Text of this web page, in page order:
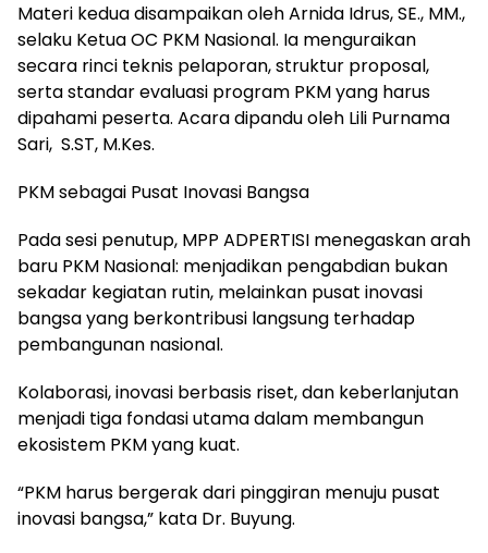
Materi kedua disampaikan oleh Arnida Idrus, SE., MM.,
selaku Ketua OC PKM Nasional. Ia menguraikan
secara rinci teknis pelaporan, struktur proposal,
serta standar evaluasi program PKM yang harus
dipahami peserta. Acara dipandu oleh Lili Purnama
Sari, S.ST, M.Kes.
PKM sebagai Pusat Inovasi Bangsa
Pada sesi penutup, MPP ADPERTISI menegaskan arah
baru PKM Nasional: menjadikan pengabdian bukan
sekadar kegiatan rutin, melainkan pusat inovasi
bangsa yang berkontribusi langsung terhadap
pembangunan nasional.
Kolaborasi, inovasi berbasis riset, dan keberlanjutan
menjadi tiga fondasi utama dalam membangun
ekosistem PKM yang kuat.
“PKM harus bergerak dari pinggiran menuju pusat
inovasi bangsa,” kata Dr. Buyung.